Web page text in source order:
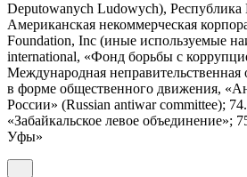
Deputowanych Ludowych),
Американская некоммерческая
Foundation, Inc (иные используемые
international, «Фонд борьбы с
Международная неправительственная
в форме общественного движения,
России» (Russian antiwar committee);
«Забайкальское левое объединение»;
Уфы»